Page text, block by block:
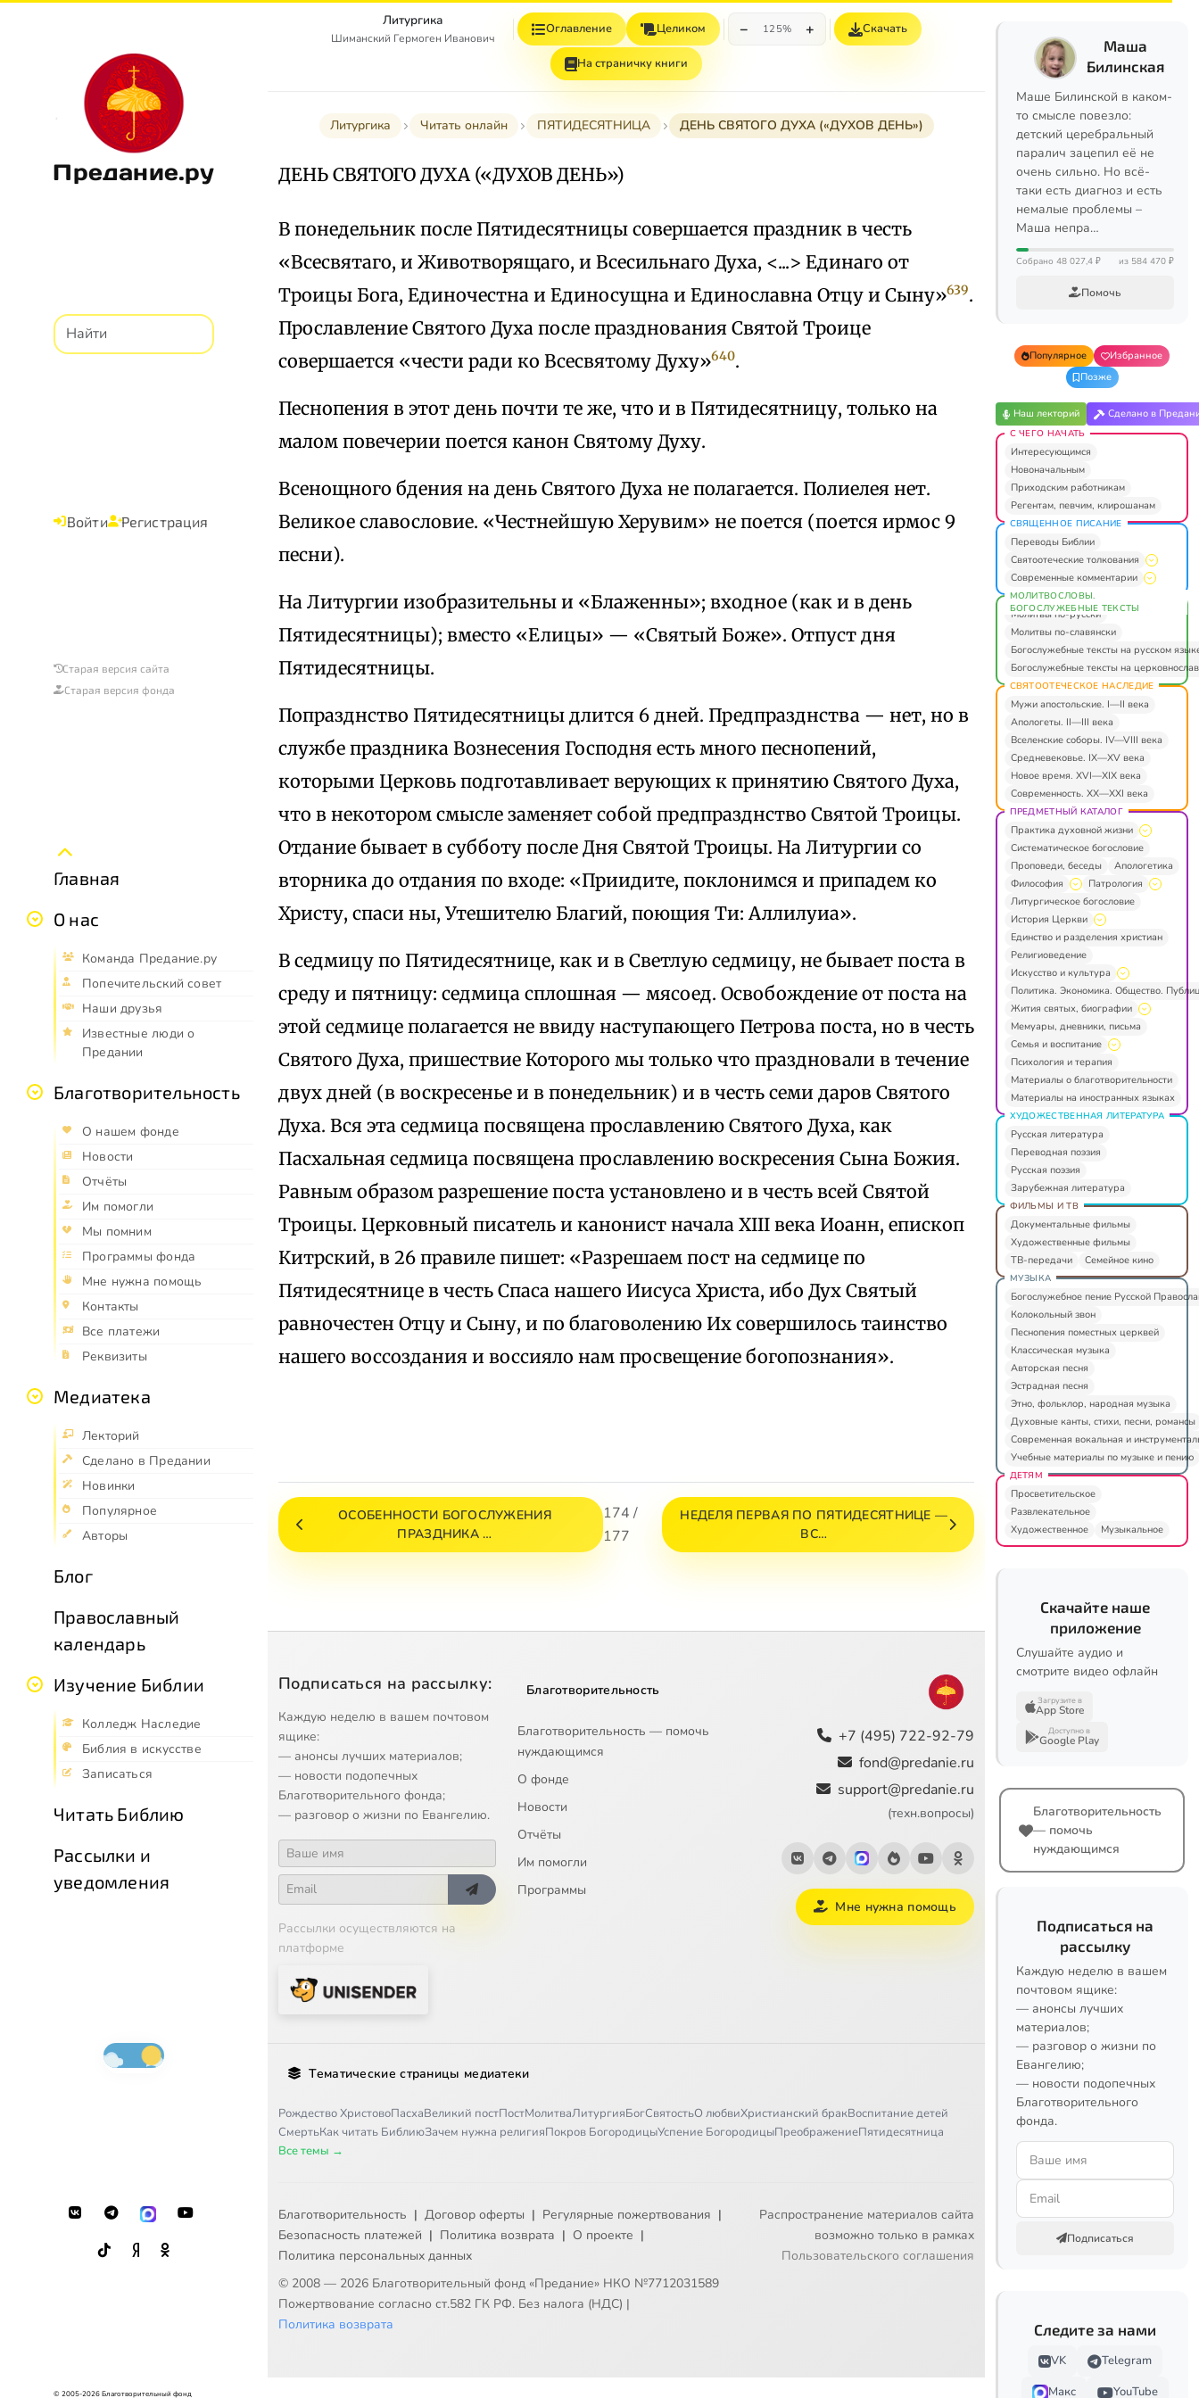
Предание.ру
Войти Регистрация
Старая версия сайта
Старая версия фонда
Главная
О нас
Команда Предание.ру
Попечительский совет
Наши друзья
Известные люди о
Предании
Благотворительность
О нашем фонде
Новости
Отчёты
Им помогли
Мы помним
Программы фонда
Мне нужна помощь
Контакты
Все платежи
Реквизиты
Медиатека
Лекторий
Сделано в Предании
Новинки
Популярное
Авторы
Блог
Православный
календарь
Изучение Библии
Колледж Наследие
Библия в искусстве
Записаться
Читать Библию
Рассылки и
уведомления
© 2005-2026 Благотворительный фонд
Литургика
Шиманский Гермоген Иванович
Оглавление Целиком − 125% + Скачать
На страничку книги
Литургика Читать онлайн ПЯТИДЕСЯТНИЦА ДЕНЬ СВЯТОГО ДУХА («ДУХОВ ДЕНЬ»)
ДЕНЬ СВЯТОГО ДУХА («ДУХОВ ДЕНЬ»)
В понедельник после Пятидесятницы совершается праздник в честь
«Всесвятаго, и Животворящаго, и Всесильнаго Духа, <...> Единаго от
Троицы Бога, Единочестна и Единосущна и Единославна Отцу и Сыну»639.
Прославление Святого Духа после празднования Святой Троице
совершается «чести ради ко Всесвятому Духу»640.
Песнопения в этот день почти те же, что и в Пятидесятницу, только на
малом повечерии поется канон Святому Духу.
Всенощного бдения на день Святого Духа не полагается. Полиелея нет.
Великое славословие. «Честнейшую Херувим» не поется (поется ирмос 9
песни).
На Литургии изобразительны и «Блаженны»; входное (как и в день
Пятидесятницы); вместо «Елицы» — «Святый Боже». Отпуст дня
Пятидесятницы.
Попразднство Пятидесятницы длится 6 дней. Предпразднства — нет, но в
службе праздника Вознесения Господня есть много песнопений,
которыми Церковь подготавливает верующих к принятию Святого Духа,
что в некотором смысле заменяет собой предпразднство Святой Троицы.
Отдание бывает в субботу после Дня Святой Троицы. На Литургии со
вторника до отдания по входе: «Приидите, поклонимся и припадем ко
Христу, спаси ны, Утешителю Благий, поющия Ти: Аллилуиа».
В седмицу по Пятидесятнице, как и в Светлую седмицу, не бывает поста в
среду и пятницу: седмица сплошная — мясоед. Освобождение от поста на
этой седмице полагается не ввиду наступающего Петрова поста, но в честь
Святого Духа, пришествие Которого мы только что праздновали в течение
двух дней (в воскресенье и в понедельник) и в честь семи даров Святого
Духа. Вся эта седмица посвящена прославлению Святого Духа, как
Пасхальная седмица посвящена прославлению воскресения Сына Божия.
Равным образом разрешение поста установлено и в честь всей Святой
Троицы. Церковный писатель и канонист начала XIII века Иоанн, епископ
Китрский, в 26 правиле пишет: «Разрешаем пост на седмице по
Пятидесятнице в честь Спаса нашего Иисуса Христа, ибо Дух Святый
равночестен Отцу и Сыну, и по благоволению Их совершилось таинство
нашего воссоздания и воссияло нам просвещение богопознания».
ОСОБЕННОСТИ БОГОСЛУЖЕНИЯ
ПРАЗДНИКА …
174 /
177
НЕДЕЛЯ ПЕРВАЯ ПО ПЯТИДЕСЯТНИЦЕ —
ВС…
Подписаться на рассылку:
Каждую неделю в вашем почтовом
ящике:
— анонсы лучших материалов;
— новости подопечных
Благотворительного фонда;
— разговор о жизни по Евангелию.
Рассылки осуществляются на
платформе
Благотворительность
Благотворительность — помочь
нуждающимся
О фонде
Новости
Отчёты
Им помогли
Программы
+7 (495) 722-92-79
fond@predanie.ru
support@predanie.ru
(техн.вопросы)
Мне нужна помощь
Тематические страницы медиатеки
Рождество ХристовоПасхаВеликий постПостМолитваЛитургияБогСвятостьО любвиХристианский бракВоспитание детей
СмертьКак читать БиблиюЗачем нужна религияПокров БогородицыУспение БогородицыПреображениеПятидесятница
Все темы →
Благотворительность | Договор оферты | Регулярные пожертвования |
Безопасность платежей | Политика возврата | О проекте |
Политика персональных данных
© 2008 — 2026 Благотворительный фонд «Предание» НКО №7712031589
Пожертвование согласно ст.582 ГК РФ. Без налога (НДС) |
Политика возврата
Распространение материалов сайта
возможно только в рамках
Пользовательского соглашения
Маша
Билинская
Маше Билинской в каком-
то смысле повезло:
детский церебральный
паралич зацепил её не
очень сильно. Но всё-
таки есть диагноз и есть
немалые проблемы –
Маша непра…
Собрано 48 027,4 ₽ из 584 470 ₽
Помочь
Популярное
Избранное
Позже
Наш лекторий Сделано в
С ЧЕГО НАЧАТЬ
Интересующимся
Новоначальным
Приходским работникам
Регентам, певчим, клирошанам
СВЯЩЕННОЕ ПИСАНИЕ
Переводы Библии
Святоотеческие толкования
Современные комментарии
МОЛИТВОСЛОВЫ.
БОГОСЛУЖЕБНЫЕ ТЕКСТЫ
Молитвы по-русски
Молитвы по-славянски
Богослужебные тексты на русском
Богослужебные тексты на
СВЯТООТЕЧЕСКОЕ НАСЛЕДИЕ
Мужи апостольские. I—II века
Апологеты. II—III века
Вселенские соборы. IV—VIII века
Средневековье. IX—XV века
Новое время. XVI—XIX века
Современность. XX—XXI века
ПРЕДМЕТНЫЙ КАТАЛОГ
Практика духовной жизни
Систематическое богословие
Проповеди, беседы
Апологетика
Философия
Патрология
Литургическое богословие
История Церкви
Единство и разделения христиан
Религиоведение
Искусство и культура
Политика. Экономика. Общество.
Жития святых, биографии
Мемуары, дневники, письма
Семья и воспитание
Психология и терапия
Материалы о благотворительности
Материалы на иностранных языках
ХУДОЖЕСТВЕННАЯ ЛИТЕРАТУРА
Русская литература
Переводная поэзия
Русская поэзия
Зарубежная литература
ФИЛЬМЫ И ТВ
Документальные фильмы
Художественные фильмы
ТВ-передачи
Семейное кино
МУЗЫКА
Богослужебное пение Русской
Колокольный звон
Песнопения поместных церквей
Классическая музыка
Авторская песня
Эстрадная песня
Этно, фольклор, народная музыка
Духовные канты, стихи, песни, романсы
Современная вокальная и
Учебные материалы по музыке и пению
ДЕТЯМ
Просветительское
Развлекательное
Художественное
Музыкальное
Скачайте наше
приложение
Слушайте аудио и
смотрите видео офлайн
Загрузите в
App Store
Доступно в
Google Play
Благотворительность
— помочь
нуждающимся
Подписаться на
рассылку
Каждую неделю в вашем
почтовом ящике:
— анонсы лучших
материалов;
— разговор о жизни по
Евангелию;
— новости подопечных
Благотворительного
фонда.
Подписаться
Следите за нами
VK
Telegram
Макс
YouTube